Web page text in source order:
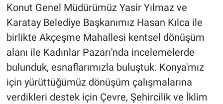
Konut Genel Müdürümüz Yasir Yılmaz ve
Karatay Belediye Başkanımız Hasan Kılca ile
birlikte Akçeşme Mahallesi kentsel dönüşüm
alanı ile Kadınlar Pazarı'nda incelemelerde
bulunduk, esnaflarımızla buluştuk. Konya'mız
için yürüttüğümüz dönüşüm çalışmalarına
verdikleri destek için Çevre, Şehircilik ve İklim